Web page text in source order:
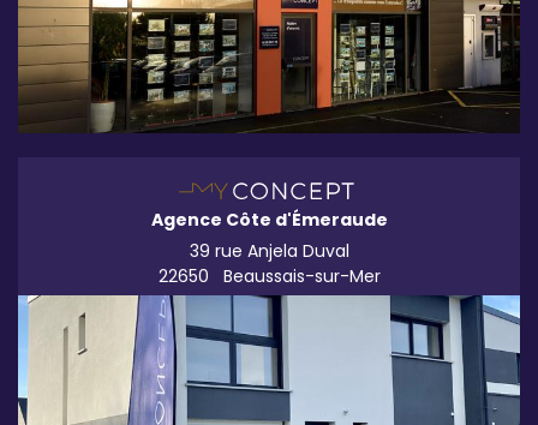
Agence Côte d'Émeraude
39 rue Anjela Duval
22650
Beaussais-sur-Mer